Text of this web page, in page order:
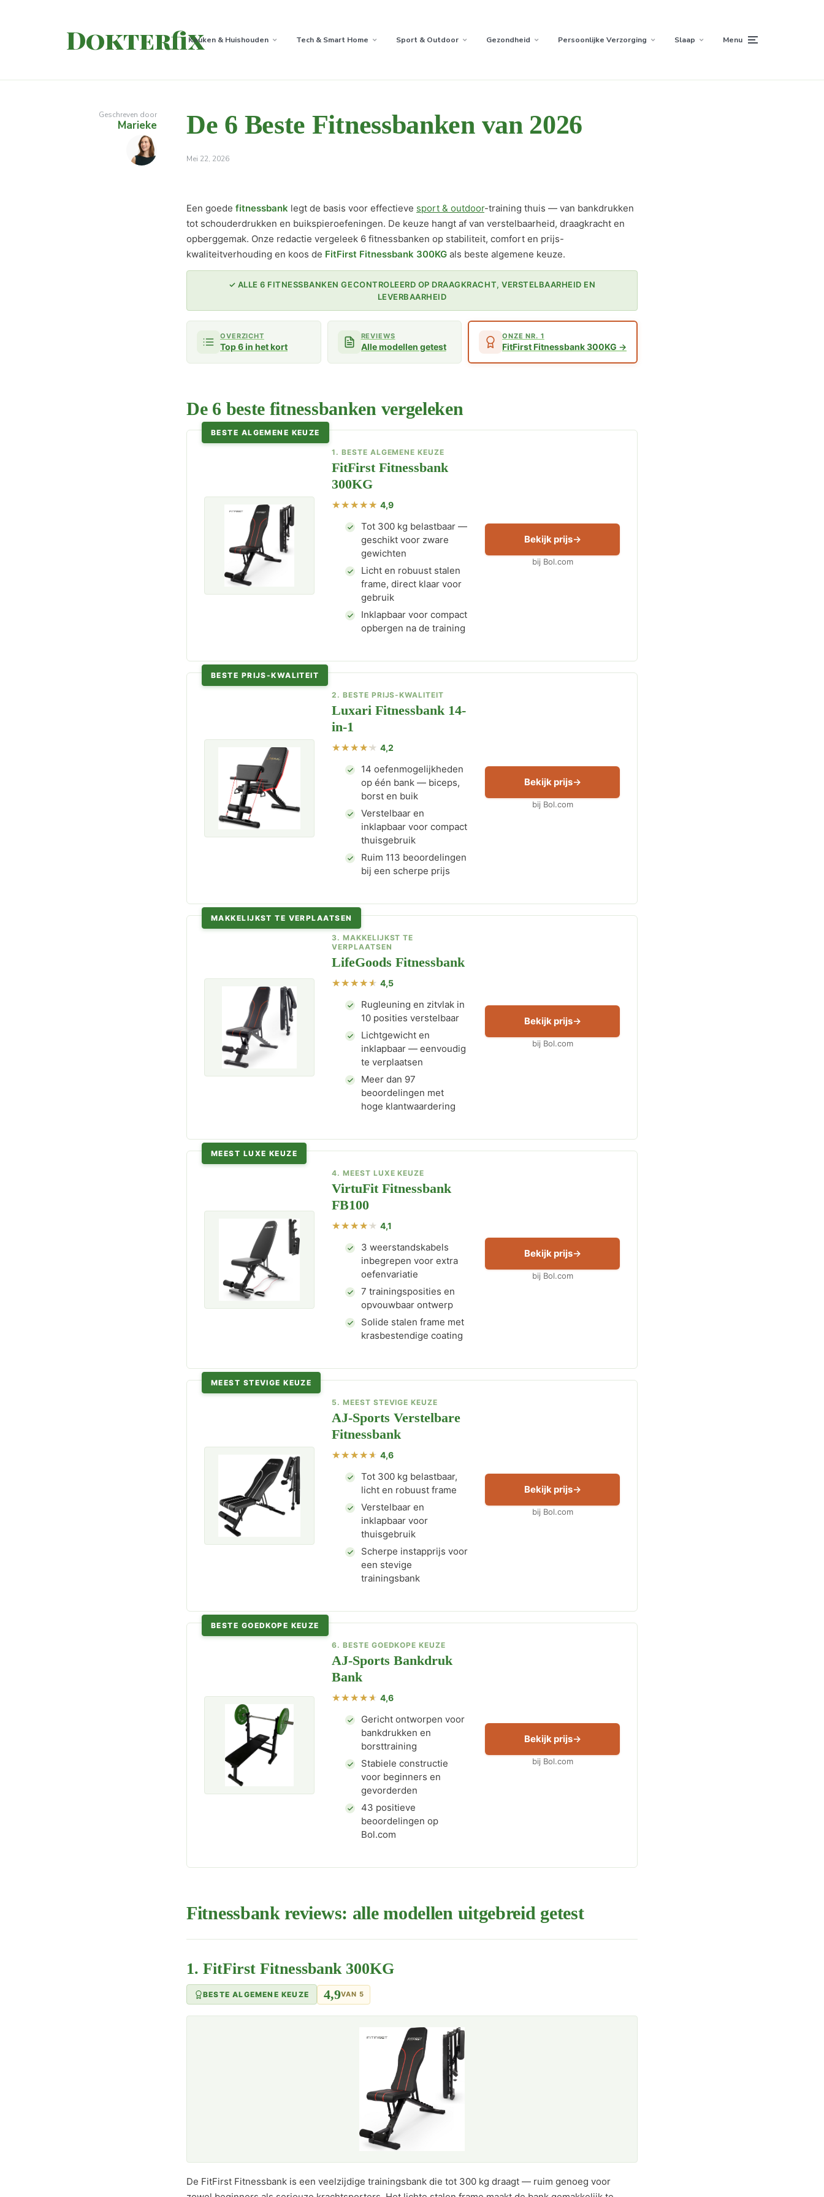
DokterfixKeuken & Huishouden Tech & Smart Home Sport & Outdoor Gezondheid Persoonlijke Verzorging Slaap Menu
Geschreven door
Marieke De 6 Beste Fitnessbanken van 2026
Mei 22, 2026
Een goede fitnessbank legt de basis voor effectieve sport & outdoor-training thuis — van bankdrukken
tot schouderdrukken en buikspieroefeningen. De keuze hangt af van verstelbaarheid, draagkracht en
opberggemak. Onze redactie vergeleek 6 fitnessbanken op stabiliteit, comfort en prijs-
kwaliteitverhouding en koos de FitFirst Fitnessbank 300KG als beste algemene keuze.
✓ ALLE 6 FITNESSBANKEN GECONTROLEERD OP DRAAGKRACHT, VERSTELBAARHEID EN
LEVERBAARHEID
OVERZICHT
Top 6 in het kort
REVIEWS
Alle modellen getest
ONZE NR. 1
FitFirst Fitnessbank 300KG
De 6 beste fitnessbanken vergeleken
BESTE ALGEMENE KEUZE
1. BESTE ALGEMENE KEUZE
FitFirst Fitnessbank
300KG
4,9
Tot 300 kg belastbaar —
geschikt voor zware
gewichten
Licht en robuust stalen
frame, direct klaar voor
gebruik
Inklapbaar voor compact
opbergen na de training
Bekijk prijs
bij Bol.com
BESTE PRIJS-KWALITEIT
2. BESTE PRIJS-KWALITEIT
Luxari Fitnessbank 14-
in-1
4,2
14 oefenmogelijkheden
op één bank — biceps,
borst en buik
Verstelbaar en
inklapbaar voor compact
thuisgebruik
Ruim 113 beoordelingen
bij een scherpe prijs
Bekijk prijs
bij Bol.com
MAKKELIJKST TE VERPLAATSEN
3. MAKKELIJKST TE
VERPLAATSEN
LifeGoods Fitnessbank
4,5
Rugleuning en zitvlak in
10 posities verstelbaar
Lichtgewicht en
inklapbaar — eenvoudig
te verplaatsen
Meer dan 97
beoordelingen met
hoge klantwaardering
Bekijk prijs
bij Bol.com
MEEST LUXE KEUZE
4. MEEST LUXE KEUZE
VirtuFit Fitnessbank
FB100
4,1
3 weerstandskabels
inbegrepen voor extra
oefenvariatie
7 trainingsposities en
opvouwbaar ontwerp
Solide stalen frame met
krasbestendige coating
Bekijk prijs
bij Bol.com
MEEST STEVIGE KEUZE
5. MEEST STEVIGE KEUZE
AJ-Sports Verstelbare
Fitnessbank
4,6
Tot 300 kg belastbaar,
licht en robuust frame
Verstelbaar en
inklapbaar voor
thuisgebruik
Scherpe instapprijs voor
een stevige
trainingsbank
Bekijk prijs
bij Bol.com
BESTE GOEDKOPE KEUZE
6. BESTE GOEDKOPE KEUZE
AJ-Sports Bankdruk
Bank
4,6
Gericht ontworpen voor
bankdrukken en
borsttraining
Stabiele constructie
voor beginners en
gevorderden
43 positieve
beoordelingen op
Bol.com
Bekijk prijs
bij Bol.com
Fitnessbank reviews: alle modellen uitgebreid getest
1. FitFirst Fitnessbank 300KG
BESTE ALGEMENE KEUZE 4,9VAN 5
De FitFirst Fitnessbank is een veelzijdige trainingsbank die tot 300 kg draagt — ruim genoeg voor